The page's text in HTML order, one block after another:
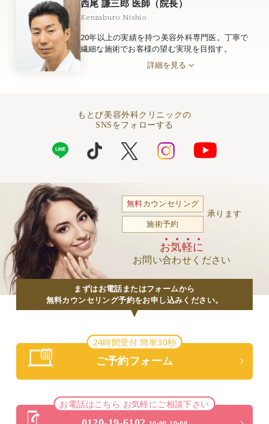
西尾 謙三郎 医師（院長）
Kenzaburo Nishio
20年以上の実績を持つ美容外科専門医。丁寧で
繊細な施術でお客様の望む実現を目指す。
詳細を見る
もとび美容外科クリニックの
SNSをフォローする
無料カウンセリング
施術予約
承ります
お気軽に
お問い合わせください
まずはお電話またはフォームから
無料カウンセリング予約をお申し込みください。
24時間受付 簡単30秒
ご予約フォーム
お電話はこちら お気軽にご相談下さい